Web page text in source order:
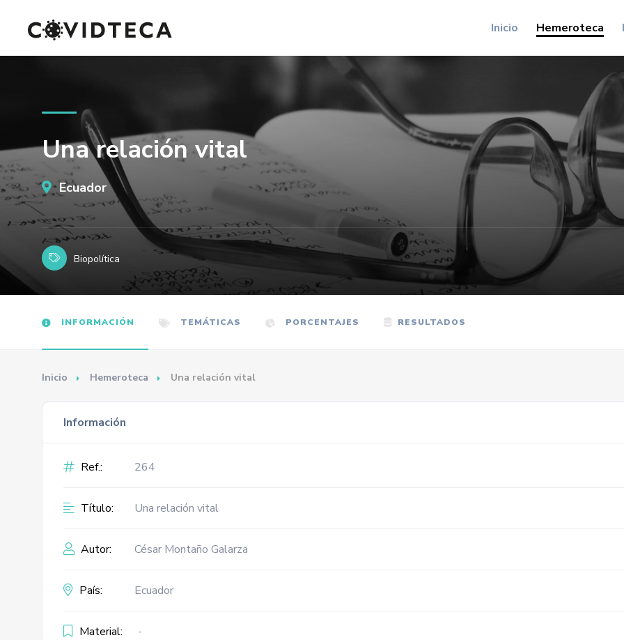
Inicio Hemeroteca
Una relación vital
Ecuador
Biopolítica
INFORMACIÓN TEMÁTICAS PORCENTAJES RESULTADOS
Inicio Hemeroteca Una relación vital
Información
Ref.: 264
Título: Una relación vital
Autor: César Montaño Galarza
País: Ecuador
Material: -